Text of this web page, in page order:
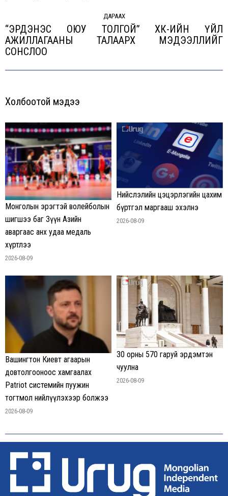
ДАРААХ
Next
“ЭРДЭНЭС ОЮУ ТОЛГОЙ” ХК-ИЙН ҮЙЛ
АЖИЛЛАГААНЫ ТАЛААРХ МЭДЭЭЛЛИЙГ
СОНСЛОО
Холбоотой мэдээ
Монголын эрэгтэй волейболын
шигшээ баг Зүүн Азийн
аваргаас анх удаа медаль
хүртлээ
2026-08-09
Нийслэлийн цэцэрлэгийн цахим
бүртгэл маргааш эхэлнэ
2026-08-09
Вашингтон Киевт агаарын
довтолгооноос хамгаалах
Patriot системийн пуужин
тогтмол нийлүүлэхээр болжээ
2026-08-09
30 орны 570 гаруй эрдэмтэн
чуулна
2026-08-09